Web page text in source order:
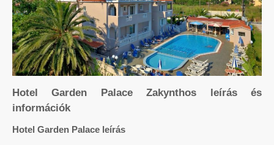
Hotel Garden Palace Zakynthos leírás és
információk
Hotel Garden Palace leírás